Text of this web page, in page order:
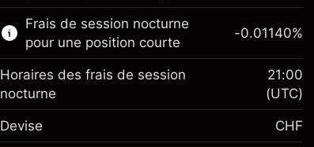
En savoir plus sur :
CFD
Marge. Votre
CHF 1,000.00
Frais de session nocturne
pour une position courte
-0.01140%
Horaires des frais de session
nocturne
21:00
(UTC)
Devise CHF